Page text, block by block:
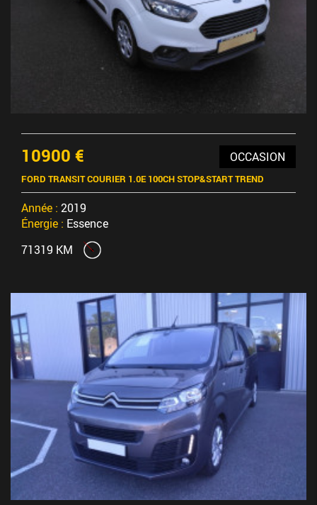
10900 € OCCASION
FORD TRANSIT COURIER 1.0E 100CH STOP&START TREND
Année : 2019
Énergie : Essence
71319 KM